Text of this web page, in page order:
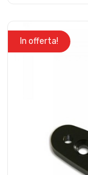
In offerta!